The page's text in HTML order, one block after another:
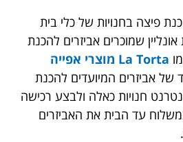
פיצה בחנויות של כלי בית
אונליין שמוכרים אביזרים להכנת
La Torta מוצרי אפייה
אביזרים המיועדים להכנת
חנויות כאלה ולבצע רכישה
עד הבית את האביזרים